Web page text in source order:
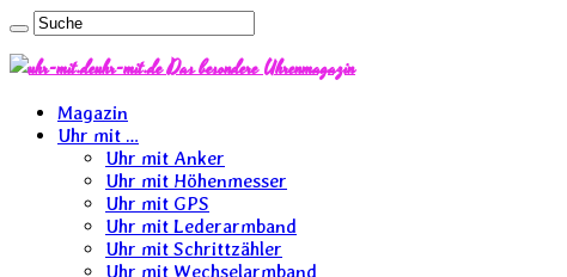
uhr-mit.de Das besondere Uhrenmagazin
Magazin
Uhr mit …
Uhr mit Anker
Uhr mit Höhenmesser
Uhr mit GPS
Uhr mit Lederarmband
Uhr mit Schrittzähler
Uhr mit Wechselarmband